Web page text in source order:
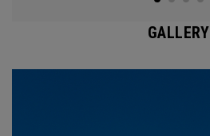
GALLERY